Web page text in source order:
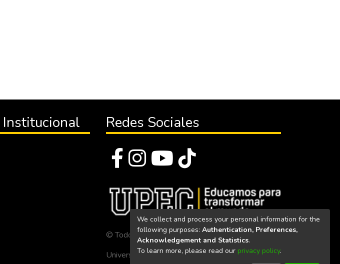
Redes Sociales
© Todos los derechos reservados 2023
Universidad Politécnica Estatal del Carchi
We collect and process your personal information for the
following purposes: Authentication, Preferences,
Acknowledgement and Statistics.
To learn more, please read our privacy policy.